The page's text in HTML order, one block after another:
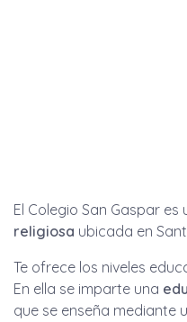
El Colegio San Gaspar es
religiosa ubicada en
Te ofrece los niveles
En ella se imparte una
que se enseña mediante